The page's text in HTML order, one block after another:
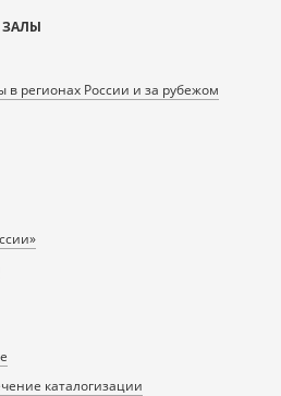
регионах России и за рубежом
каталогизации